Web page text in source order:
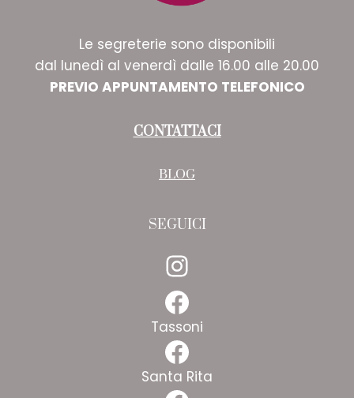
Le segreterie sono disponibili
dal lunedì al venerdì dalle 16.00 alle 20.00
PREVIO APPUNTAMENTO TELEFONICO
CONTATTACI
BLOG
SEGUICI
Instagram
Facebook
Tassoni
Facebook
Santa Rita